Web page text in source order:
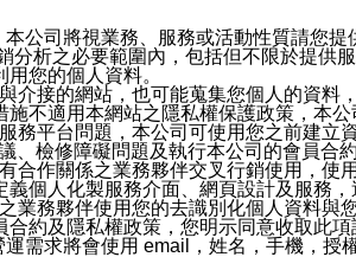
公司將視業務、服務或活動性質請您
析之必要範圍內，包括但不限於提
您的個人資料。
介接的網站，也可能蒐集您個人的資
不適用本網站之隱私權保護政策，本
務平台問題，本公司可使用您之前建
檢修障礙問題及執行本公司的會員合
合作關係之業務夥伴交叉行銷使用，
個人化製服務介面、網頁設計及服務
業務夥伴使用您的去識別化個人資料
約及隱私權政策，您明示同意收取此
需求將會使用 email，姓名，手機，